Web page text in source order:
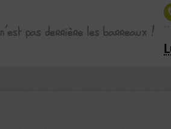
pas derrière les barreaux !